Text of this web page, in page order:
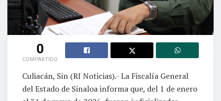
0
COMPARTIDO
Culiacán, Sin (RI Noticias).- La Fiscalía General
del Estado de Sinaloa informa que, del 1 de enero